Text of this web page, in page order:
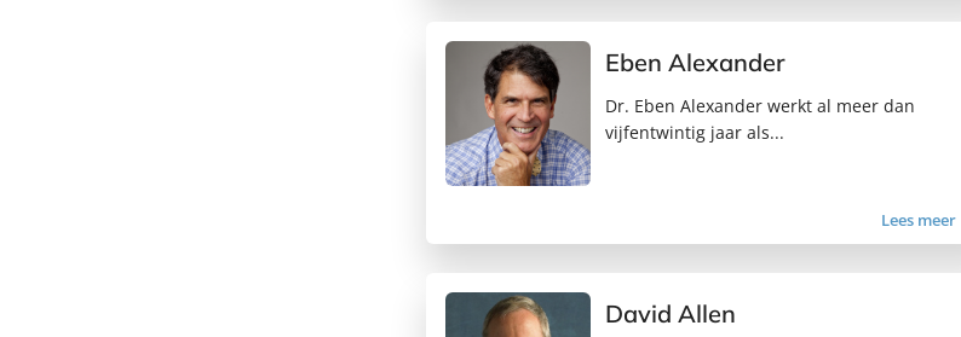
Eben Alexander
Dr. Eben Alexander werkt al meer dan
vijfentwintig jaar als...
Lees meer
David Allen